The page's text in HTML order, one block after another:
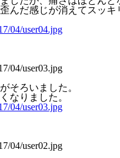
んだ感じが消えてスッキ
そろいました。
なりました。